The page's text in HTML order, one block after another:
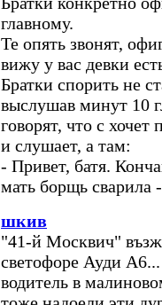
главному.
Те опять звонят,
вижу у вас девки
Братки спорить не
выслушав минут 10
говорят, что с хочет
и слушает, а там:
- Привет, батя.
мать борщь сварила
шкив
"41-й Москвич"
светофоре Ауди
водитель в